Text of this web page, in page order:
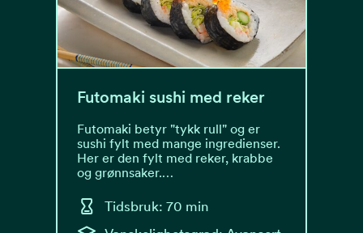
Futomaki sushi med reker
Futomaki betyr "tykk rull" og er
sushi fylt med mange ingredienser.
Her er den fylt med reker, krabbe
og grønnsaker.…
Tidsbruk: 70 min